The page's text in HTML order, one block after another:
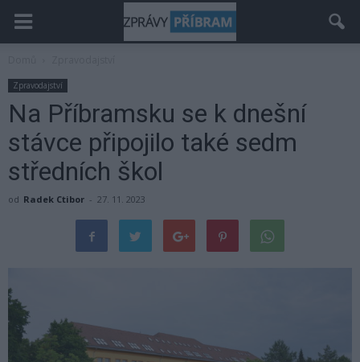
Zpravodajství
Na Příbramsku se k dnešní
stávce připojilo také sedm
středních škol
od Radek Ctibor - 27. 11. 2023